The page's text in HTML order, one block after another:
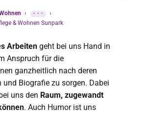
› ···
›
& Wohnen Sunpark
Arbeiten geht bei uns Hand in
Anspruch für die
ganzheitlich nach deren
und Biografie zu sorgen. Dabei
uns den Raum, zugewandt
. Auch Humor ist uns